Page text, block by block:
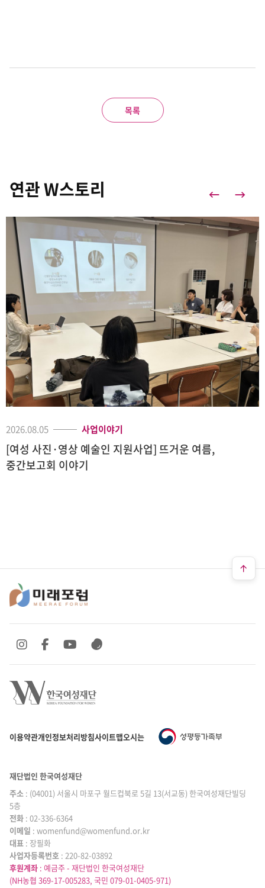
목록
연관 W스토리
2026.08.05 사업이야기
[여성 사진·영상 예술인 지원사업] 뜨거운 여름,
중간보고회 이야기
이용약관개인정보처리방침사이트맵오시는 길
SNS 바로가기
SNS 바로가기SNS 바로가기
SNS 바로가기
재단법인 한국여성재단
주소 : (04001) 서울시 마포구 월드컵북로 5길 13(서교동) 한국여성재단빌딩
5층
전화 : 02-336-6364
|
이메일 : womenfund@womenfund.or.kr
|
대표 : 장필화
|
사업자등록번호 : 220-82-03892
후원계좌 : 예금주 - 재단법인 한국여성재단
(NH농협 369-17-005283, 국민 079-01-0405-971)